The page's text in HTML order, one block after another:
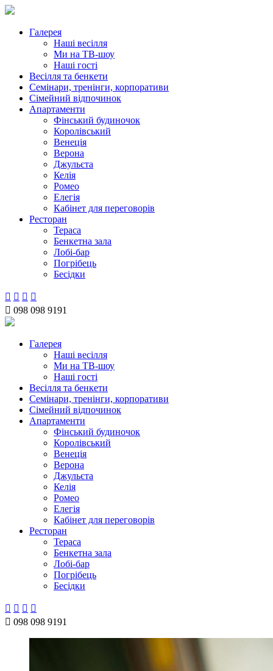
Галерея
Наші весілля
Ми на ТВ-шоу
Наші гості
Весілля та бенкети
Семінари, тренінги, корпоративи
Сімейний відпочинок
Апартаменти
Фінський будиночок
Королівський
Венеція
Верона
Джульєта
Келія
Ромео
Елегія
Кабінет для переговорів
Ресторан
Тераса
Бенкетна зала
Лобі-бар
Погрібець
Бесідки
   
 098 098 9191
Галерея
Наші весілля
Ми на ТВ-шоу
Наші гості
Весілля та бенкети
Семінари, тренінги, корпоративи
Сімейний відпочинок
Апартаменти
Фінський будиночок
Королівський
Венеція
Верона
Джульєта
Келія
Ромео
Елегія
Кабінет для переговорів
Ресторан
Тераса
Бенкетна зала
Лобі-бар
Погрібець
Бесідки
   
 098 098 9191